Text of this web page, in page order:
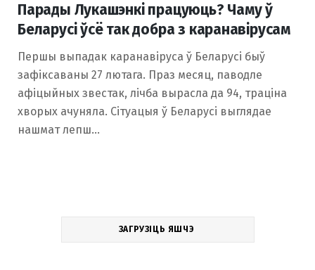
Парады Лукашэнкі працуюць? Чаму ў
Беларусі ўсё так добра з каранавірусам
Першы выпадак каранавіруса ў Беларусі быў
зафіксаваны 27 лютага. Праз месяц, паводле
афіцыйных звестак, лічба вырасла да 94, траціна
хворых ачуняла. Сітуацыя ў Беларусі выглядае
нашмат лепш…
ЗАГРУЗІЦЬ ЯШЧЭ